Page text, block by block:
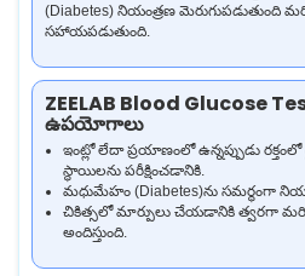
(Diabetes) నియంత్రణ మెరుగుపడుతుంది
సహాయపడుతుంది.
ZEELAB Blood Glucose
ఉపయోగాలు
ఇంట్లో లేదా ప్రయాణంలో ఉన్నప్పుడు రక్తంలో
స్థాయిలను పరీక్షించడానికి.
మధుమేహం (Diabetes)ను సమర్థంగా
చికిత్సలో మార్పులు చేయడానికి త్వరగా
అందిస్తుంది.